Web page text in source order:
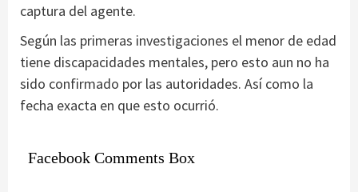
captura del agente.
Según las primeras investigaciones el menor de edad
tiene discapacidades mentales, pero esto aun no ha
sido confirmado por las autoridades. Así como la
fecha exacta en que esto ocurrió.
Facebook Comments Box